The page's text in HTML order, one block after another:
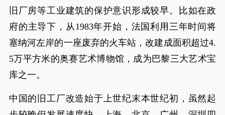
旧厂房等工业建筑的保护意识形成较早。比如在政
府的主导下，从1983年开始，法国利用三年时间将
塞纳河左岸的一座废弃的火车站，改建成面积超过4.
5万平方米的奥赛艺术博物馆，成为巴黎三大艺术宝
库之一。
中国的旧工厂改造始于上世纪末本世纪初，虽然起